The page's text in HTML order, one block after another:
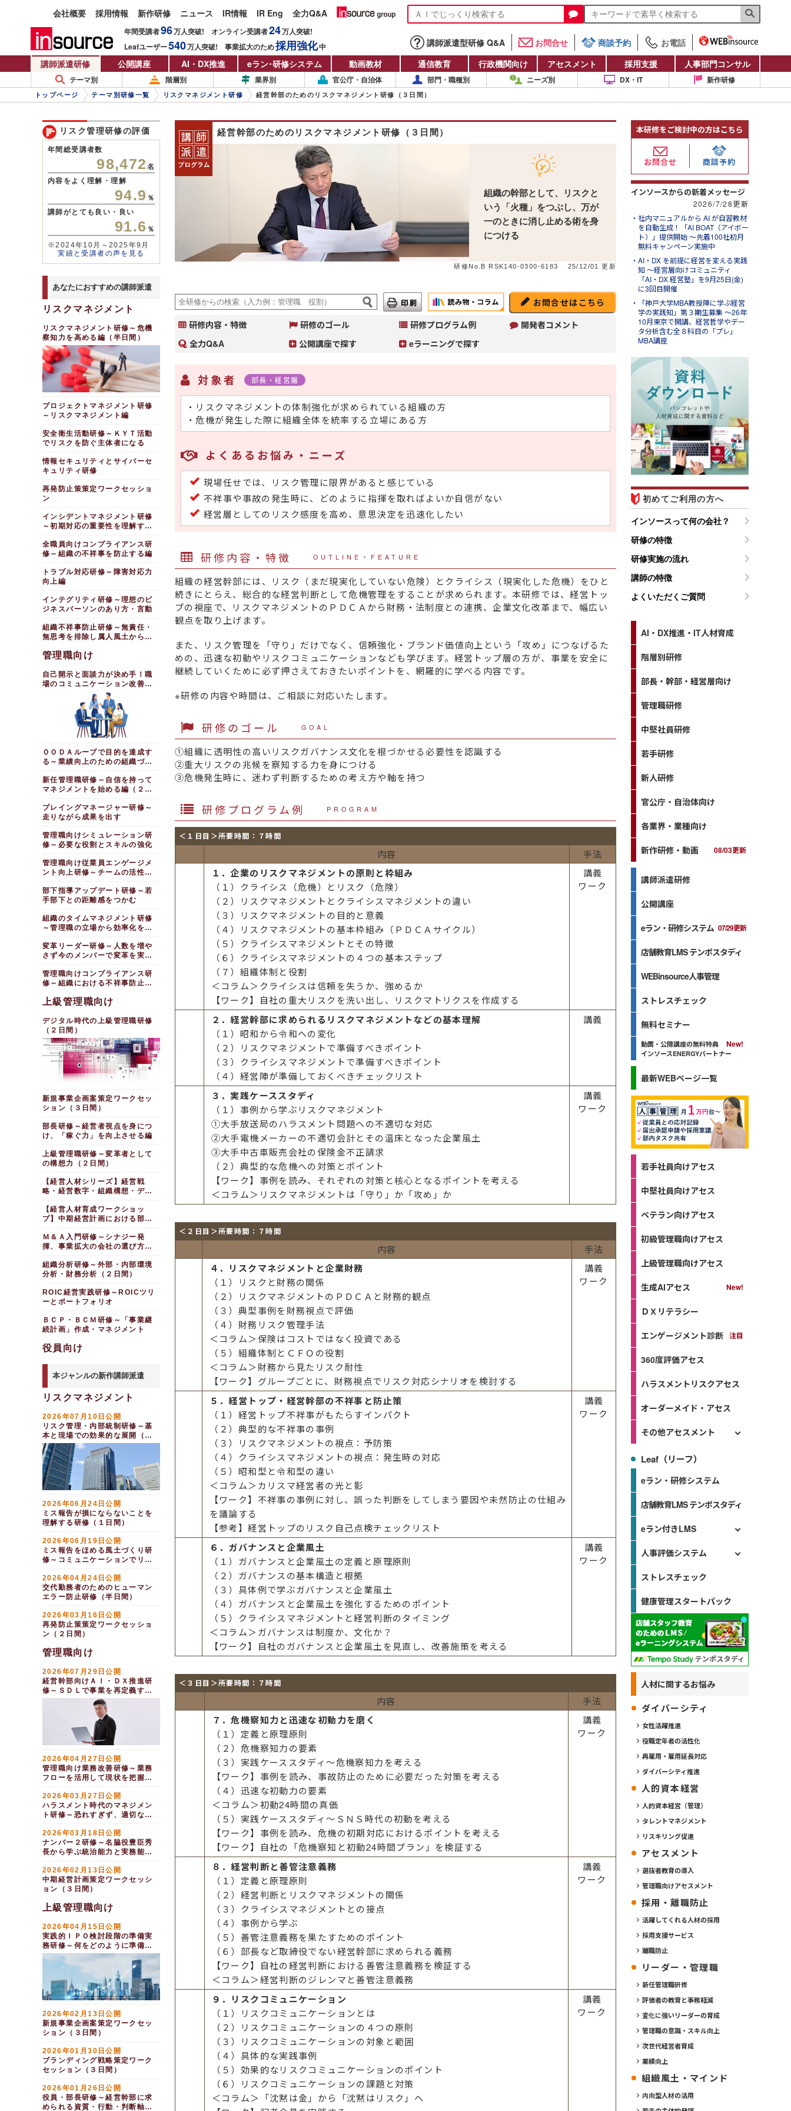
会社概要 採用情報 新作研修 ニュース IR情報 IR Eng 全力Q&A
年間受講者96万人突破! オンライン受講者24万人突破!
Leafユーザー540万人突破! 事業拡大のため採用強化中 講師派遣型研修 Q&A お問合せ 商談予約
お電話
講師派遣研修
公開講座 AI・DX推進 eラン・研修システム 動画教材 通信教育 行政機関向け アセスメント 採用支援 人事部門コンサル
テーマ別 階層別 業界別 官公庁・自治体 部門・職種別 ニーズ別 DX・IT 新作研修
トップページ テーマ別研修一覧 リスクマネジメント研修 経営幹部のためのリスクマネジメント研修（３日間）
経営幹部のためのリスクマネジメント研修（３日間）
組織の幹部として、リスクと
いう「火種」をつぶし、万が
一のときに消し止める術を身
につける
研修No.B RSK140-0300-6183 25/12/01 更新
お問合せはこちら
研修内容・特徴
研修のゴール 研修プログラム例
開発者コメント
全力Q&A
公開講座で探す eラーニングで探す
対象者 部長・経営層
・リスクマネジメントの体制強化が求められている組織の方
・危機が発生した際に組織全体を統率する立場にある方
よくあるお悩み・ニーズ
現場任せでは、リスク管理に限界があると感じている
不祥事や事故の発生時に、どのように指揮を取ればよいか自信がない
経営層としてのリスク感度を高め、意思決定を迅速化したい
研修内容・特徴 OUTLINE・FEATURE
組織の経営幹部には、リスク（まだ現実化していない危険）とクライシス（現実化した危機）をひと
続きにとらえ、総合的な経営判断として危機管理をすることが求められます。本研修では、経営トッ
プの視座で、リスクマネジメントのＰＤＣＡから財務・法制度との連携、企業文化改革まで、幅広い
観点を取り上げます。
また、リスク管理を「守り」だけでなく、信頼強化・ブランド価値向上という「攻め」につなげるた
めの、迅速な初動やリスクコミュニケーションなども学びます。経営トップ層の方が、事業を安全に
継続していくために必ず押さえておきたいポイントを、網羅的に学べる内容です。
※研修の内容や時間は、ご相談に対応いたします。
研修のゴール GOAL
①組織に透明性の高いリスクガバナンス文化を根づかせる必要性を認識する
②重大リスクの兆候を察知する力を身につける
③危機発生時に、迷わず判断するための考え方や軸を持つ
研修プログラム例 PROGRAM
＜１日目＞所要時間：７時間
内容 手法
１．企業のリスクマネジメントの原則と枠組み
（１）クライシス（危機）とリスク（危険）
（２）リスクマネジメントとクライシスマネジメントの違い
（３）リスクマネジメントの目的と意義
（４）リスクマネジメントの基本枠組み（ＰＤＣＡサイクル）
（５）クライシスマネジメントとその特徴
（６）クライシスマネジメントの４つの基本ステップ
（７）組織体制と役割
＜コラム＞クライシスは信頼を失うか、強めるか
【ワーク】自社の重大リスクを洗い出し、リスクマトリクスを作成する
講義
ワーク
２．経営幹部に求められるリスクマネジメントなどの基本理解
（１）昭和から令和への変化
（２）リスクマネジメントで準備すべきポイント
（３）クライシスマネジメントで準備すべきポイント
（４）経営陣が準備しておくべきチェックリスト
講義
３．実践ケーススタディ
（１）事例から学ぶリスクマネジメント
①大手放送局のハラスメント問題への不適切な対応
②大手電機メーカーの不適切会計とその温床となった企業風土
③大手中古車販売会社の保険金不正請求
（２）典型的な危機への対策とポイント
【ワーク】事例を読み、それぞれの対策と核心となるポイントを考える
＜コラム＞リスクマネジメントは「守り」か「攻め」か
講義
ワーク
＜２日目＞所要時間：７時間
内容 手法
４．リスクマネジメントと企業財務
（１）リスクと財務の関係
（２）リスクマネジメントのＰＤＣＡと財務的観点
（３）典型事例を財務視点で評価
（４）財務リスク管理手法
＜コラム＞保険はコストではなく投資である
（５）組織体制とＣＦＯの役割
＜コラム＞財務から見たリスク耐性
【ワーク】グループごとに、財務視点でリスク対応シナリオを検討する
講義
ワーク
５．経営トップ・経営幹部の不祥事と防止策
（１）経営トップ不祥事がもたらすインパクト
（２）典型的な不祥事の事例
（３）リスクマネジメントの視点：予防策
（４）クライシスマネジメントの視点：発生時の対応
（５）昭和型と令和型の違い
＜コラム＞カリスマ経営者の光と影
【ワーク】不祥事の事例に対し、誤った判断をしてしまう要因や未然防止の仕組み
を議論する
【参考】経営トップのリスク自己点検チェックリスト
講義
ワーク
６．ガバナンスと企業風土
（１）ガバナンスと企業風土の定義と原理原則
（２）ガバナンスの基本構造と根拠
（３）具体例で学ぶガバナンスと企業風土
（４）ガバナンスと企業風土を強化するためのポイント
（５）クライシスマネジメントと経営判断のタイミング
＜コラム＞ガバナンスは制度か、文化か？
【ワーク】自社のガバナンスと企業風土を見直し、改善施策を考える
講義
ワーク
＜３日目＞所要時間：７時間
内容 手法
７．危機察知力と迅速な初動力を磨く
（１）定義と原理原則
（２）危機察知力の要素
（３）実践ケーススタディ～危機察知力を考える
【ワーク】事例を読み、事故防止のために必要だった対策を考える
（４）迅速な初動力の要素
＜コラム＞初動24時間の真価
（５）実践ケーススタディ～ＳＮＳ時代の初動を考える
【ワーク】事例を読み、危機の初期対応におけるポイントを考える
【ワーク】自社の「危機察知と初動24時間プラン」を検証する
講義
ワーク
８．経営判断と善管注意義務
（１）定義と原理原則
（２）経営判断とリスクマネジメントの関係
（３）クライシスマネジメントとの接点
（４）事例から学ぶ
（５）善管注意義務を果たすためのポイント
（６）部長など取締役でない経営幹部に求められる義務
【ワーク】自社の経営判断における善管注意義務を検証する
＜コラム＞経営判断のジレンマと善管注意義務
講義
ワーク
９．リスクコミュニケーション
（１）リスクコミュニケーションとは
（２）リスクコミュニケーションの４つの原則
（３）リスクコミュニケーションの対象と範囲
（４）具体的な実践事例
（５）効果的なリスクコミュニケーションのポイント
（６）リスクコミュニケーションの課題と対策
＜コラム＞「沈黙は金」から「沈黙はリスク」へ
講義
ワーク
リスク管理研修の評価
年間総受講者数
98,472 名
内容をよく理解・理解
94.9 ％
講師がとても良い・良い
91.6 ％
※2024年10月～2025年9月
実績と受講者の声を見る
あなたにおすすめの講師派遣
リスクマネジメント
リスクマネジメント研修～危機
察知力を高める編（半日間）
プロジェクトマネジメント研修
～リスクマネジメント編
安全衛生活動研修～ＫＹＴ活動
でリスクを防ぐ主体者になる
情報セキュリティとサイバーセ
キュリティ研修
再発防止策策定ワークセッショ
ン
インシデントマネジメント研修
～初期対応の重要性を理解する
全職員向けコンプライアンス研
修～組織の不祥事を防止する編
トラブル対応研修～障害対応力
向上編
インテグリティ研修～理想のビ
ジネスパーソンのあり方・言動
組織不祥事防止研修～無責任・
無思考を排除し属人風土から脱
管理職向け
自己開示と面談力が決め手！職
場のコミュニケーション改善研
ＯＯＤＡループで目的を達成す
る～業績向上のための組織づく
新任管理職研修～自信を持って
マネジメントを始める編（２日
プレイングマネージャー研修～
走りながら成果を出す
管理職向けシミュレーション研
修～必要な役割とスキルの強化
管理職向け従業員エンゲージメ
ント向上研修～チームの活性化
部下指導アップデート研修～若
手部下との距離感をつかむ
組織のタイムマネジメント研修
～管理職の立場から効率化を目
変革リーダー研修～人数を増や
さず今のメンバーで変革を実現
管理職向けコンプライアンス研
修～組織における不祥事防止
上級管理職向け
デジタル時代の上級管理職研修
（２日間）
新規事業企画案策定ワークセッ
ション（３日間）
部長研修～経営者視点を身につ
け、「稼ぐ力」を向上させる編
上級管理職研修～変革者として
の構想力（２日間）
【経営人材シリーズ】経営戦
略・経営数字・組織構想・デジ
【経営人材育成ワークショッ
プ】中期経営計画における部門
Ｍ＆Ａ入門研修～シナジー発
揮、事業拡大の会社の選び方
組織分析研修～外部・内部環境
分析・財務分析（２日間）
ROIC経営実践研修～ROICツリ
ーとポートフォリオ
ＢＣＰ・ＢＣＭ研修～「事業継
続計画」作成・マネジメント
役員向け
本ジャンルの新作講師派遣
リスクマネジメント
2026年07月10日公開
リスク管理・内部統制研修～基
本と現場での効果的な展開（半
日間）
2026年06月24日公開
ミス報告が損にならないことを
理解する研修（１日間）
2026年06月19日公開
ミス報告をほめる風土づくり研
修～コミュニケーションでリス
2026年04月24日公開
交代勤務者のためのヒューマン
エラー防止研修（半日間）
2026年03月16日公開
再発防止策策定ワークセッショ
ン（２日間）
管理職向け
2026年07月29日公開
経営幹部向けＡＩ・ＤＸ推進研
修～ＳＤＬで事業を再定義する
（半日間）
2026年04月27日公開
管理職向け業務改善研修～業務
フローを活用して現状を把握
2026年03月27日公開
ハラスメント時代のマネジメン
ト研修～恐れすぎず、適切な距
2026年03月18日公開
ナンバー２研修～名脇役豊臣秀
長から学ぶ統治能力と実務能力
2026年02月13日公開
中期経営計画策定ワークセッシ
ョン（３日間）
上級管理職向け
2026年04月15日公開
実践的ＩＰＯ検討段階の準備実
務研修～何をどのように準備す
るか（１日間）
2026年02月13日公開
新規事業企画案策定ワークセッ
ション（３日間）
2026年01月30日公開
ブランディング戦略策定ワーク
セッション（３日間）
2026年01月26日公開
役員・部長研修～経営幹部に求
められる資質・行動・判断軸
本研修をご検討中の方はこちら
お問合せ 商談予約
インソースからの新着メッセージ
2026/7/28更新
社内マニュアルから AI が自習教材
を自動生成！「AI BOAT（アイボー
ト）」提供開始 ～先着100社初月
無料キャンペーン実施中
AI・DX を前提に経営を変える実践
知 ～経営層向けコミュニティ
「AI・DX 経営塾」を9月25日(金)
に3回目開催
「神戸大学MBA教授陣に学ぶ経営
学の実践知」第３期生募集 ～26年
10月東京で開講、経営哲学やデー
タ分析含む全８科目の「プレ」
MBA講座
初めてご利用の方へ
インソースって何の会社？
研修の特徴
研修実施の流れ
講師の特徴
よくいただくご質問
AI・DX推進・IT人材育成
階層別研修
部長・幹部・経営層向け
管理職研修
中堅社員研修
若手研修
新人研修
官公庁・自治体向け
各業界・業種向け
新作研修・動画 08/03更新
講師派遣研修
公開講座
eラン・研修システム 07/29更新
店舗教育LMS テンポスタディ
WEBinsource人事管理
ストレスチェック
無料セミナー
動画・公開講座の無料特典
インソースENERGYパートナー
最新WEBページ一覧
若手社員向けアセス
中堅社員向けアセス
ベテラン向けアセス
初級管理職向けアセス
上級管理職向けアセス
生成AIアセス
ＤＸリテラシー
エンゲージメント診断
360度評価アセス
ハラスメントリスクアセス
オーダーメイド・アセス
その他アセスメント
Leaf（リーフ）
eラン・研修システム
店舗教育LMS テンポスタディ
eラン付きLMS
人事評価システム
ストレスチェック
健康管理スタートパック
人材に関するお悩み
ダイバーシティ
女性活躍推進
役職定年者の活性化
再雇用・雇用延長対応
ダイバーシティ推進
人的資本経営
人的資本経営（管理）
タレントマネジメント
リスキリング促進
アセスメント
選抜者教育の導入
管理職向けアセスメント
採用・離職防止
活躍してくれる人材の採用
採用支援サービス
離職防止
リーダー・管理職
新任管理職研修
評価者の教育と事務軽減
変化に強いリーダーの育成
管理職の意識・スキル向上
次世代経営者育成
業績向上
組織風土・マインド
内向型人材の活用